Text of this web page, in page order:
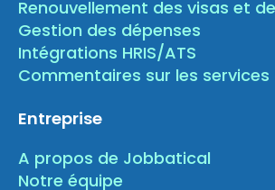
Renouvellement des visas et
Gestion des dépenses
Intégrations HRIS/ATS
Commentaires sur les services
Entreprise
A propos de Jobbatical
Notre équipe